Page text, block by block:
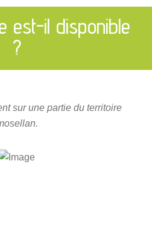
est-il disponible
?
sur une partie du territoire